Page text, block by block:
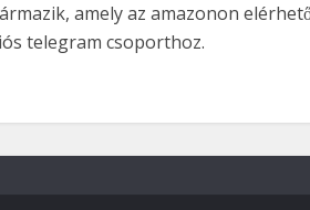
amely az amazonon
telegram csoporthoz.